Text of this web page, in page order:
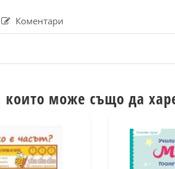
Коментари
които може също да